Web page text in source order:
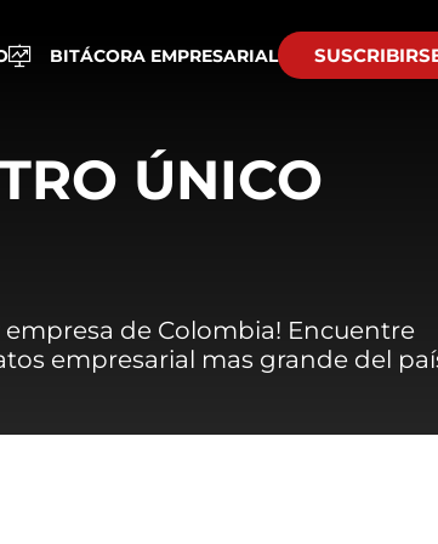
BITÁCORA EMPRESARIAL
ÚNICO
de Colombia! Encuentre
empresarial mas grande del